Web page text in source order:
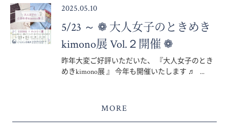
2025.05.10
5/23 ～ ❁ 大人女子のときめき
kimono展 Vol.２開催 ❁
昨年大変ご好評いただいた、 『大人女子のとき
めきkimono展 』 今年も開催いたします ♬ ...
MORE